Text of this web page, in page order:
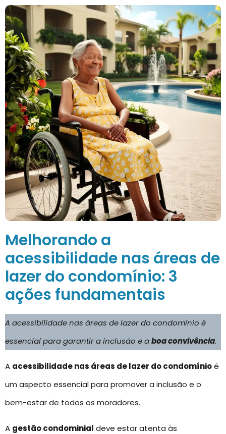
Melhorando a
acessibilidade nas áreas de
lazer do condomínio: 3
ações fundamentais
A acessibilidade nas áreas de lazer do condomínio é
essencial para garantir a inclusão e aboa convivência.
A acessibilidade nas áreas de lazer do condomínioé
um aspecto essencial para promover a inclusão e o
bem-estar de todos os moradores.
A gestão condominial deve estar atenta às